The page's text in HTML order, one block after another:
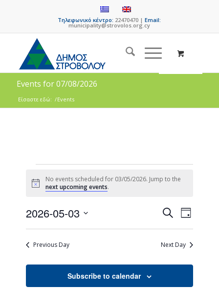
Τηλεφωνικό κέντρο: 22470470 |Email:
municipality@strovolos.org.cy
Events for 07/08/2026
Είσαστε εδώ: /Events
Notice
No events scheduled for 03/05/2026. Jump to the
next upcoming events.
Events
Search
and
SearchEvent
Views
Day
2026-05-03
Previous Day
Next Day
Subscribe to calendar